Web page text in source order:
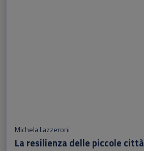
Michela Lazzeroni
La resilienza delle piccole città